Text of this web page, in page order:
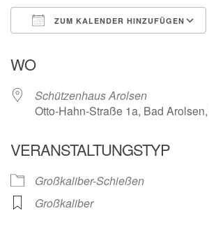
ZUM KALENDER HINZUFÜGEN
WO
Schützenhaus Arolsen
Otto-Hahn-Straße 1a, Bad
VERANSTALTUNGSTYP
Großkaliber-Schießen
Großkaliber